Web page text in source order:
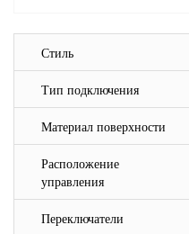
Стиль
Тип подключения
Материал поверхности
Расположение
управления
Переключатели